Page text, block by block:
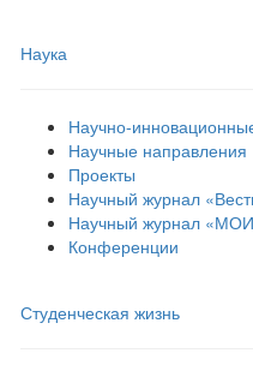
Наука
Научно-
Научные направления
Проекты
Научный журнал
Научный журнал
Конференции
Студенческая жизнь